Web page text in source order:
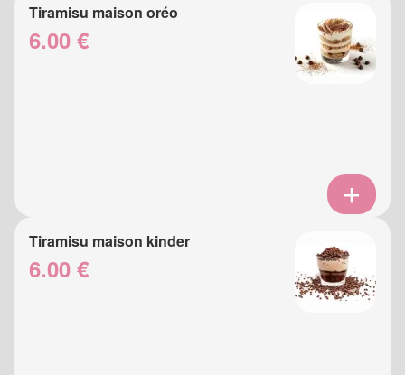
Tiramisu maison oréo
6.00 €
Tiramisu maison kinder
6.00 €